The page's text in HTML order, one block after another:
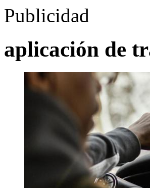
Publicidad
aplicación de